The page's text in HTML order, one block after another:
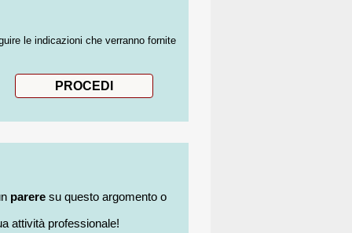
le indicazioni che verranno fornite
pareresu questo argomento o
attività professionale!